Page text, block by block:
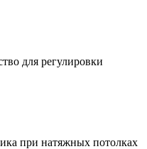
для регулировки
при натяжных потолках